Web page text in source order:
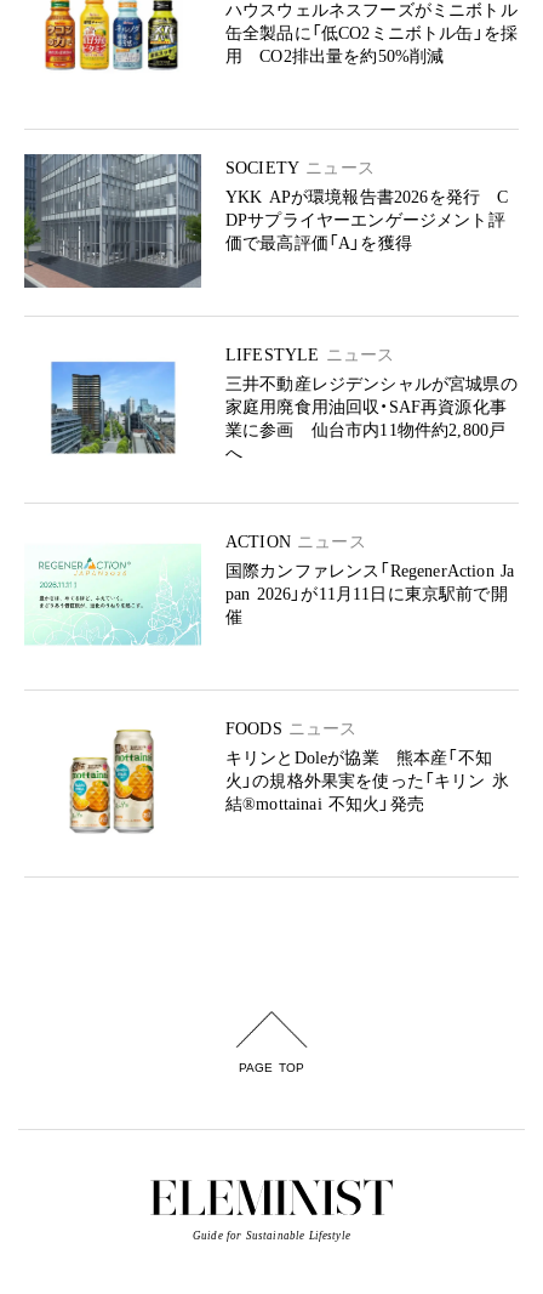
ハウスウェルネスフーズがミニボトル
缶全製品に「低CO2ミニボトル缶」を採
用 CO2排出量を約50%削減
SOCIETY ニュース
YKK APが環境報告書2026を発行 C
DPサプライヤーエンゲージメント評
価で最高評価「A」を獲得
LIFESTYLE ニュース
三井不動産レジデンシャルが宮城県の
家庭用廃食用油回収・SAF再資源化事
業に参画 仙台市内11物件約2,800戸
へ
ACTION ニュース
国際カンファレンス「RegenerAction Ja
pan 2026」が11月11日に東京駅前で開
催
FOODS ニュース
キリンとDoleが協業 熊本産「不知
火」の規格外果実を使った「キリン 氷
結®mottainai 不知火」発売
PAGE TOP
Guide for Sustainable Lifestyle